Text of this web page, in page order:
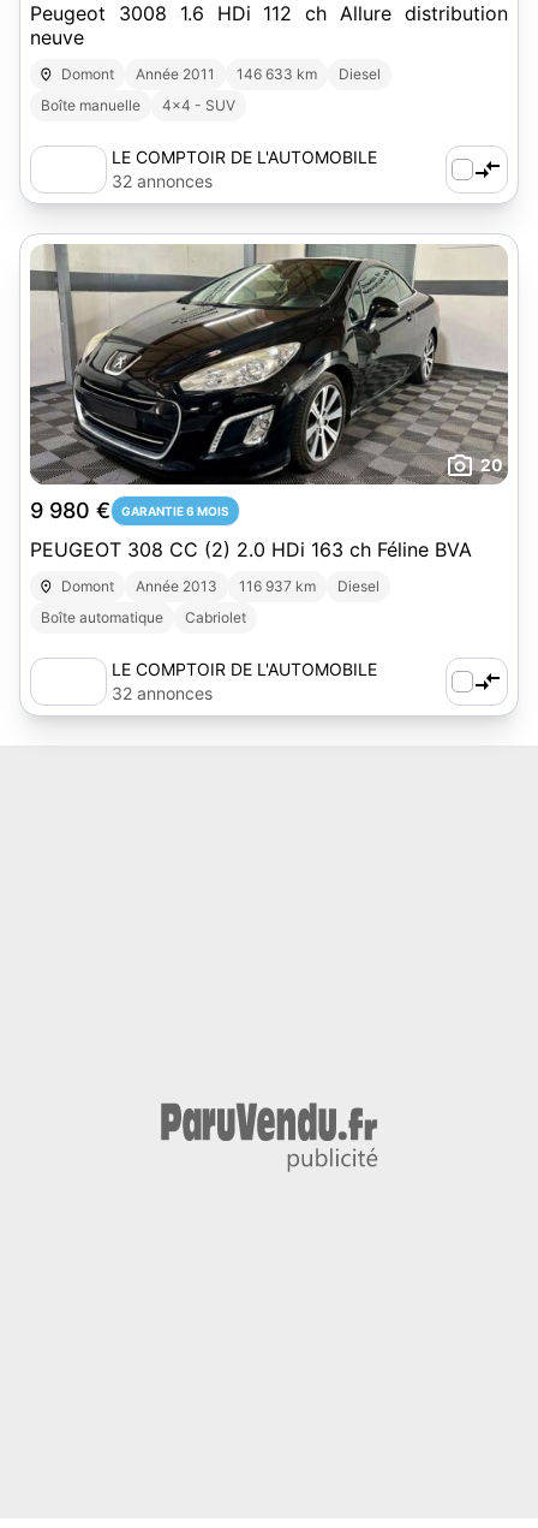
Peugeot 3008 1.6 HDi 112 ch Allure distribution
neuve
Domont Année 2011 146 633 km
Diesel
Boîte manuelle
4x4 - SUV
LE COMPTOIR DE L'AUTOMOBILE
32 annonces
20
9 980 € GARANTIE 6 MOIS
PEUGEOT 308 CC (2) 2.0 HDi 163 ch Féline BVA
Domont Année 2013 116 937 km
Diesel
Boîte automatique
Cabriolet
LE COMPTOIR DE L'AUTOMOBILE
32 annonces